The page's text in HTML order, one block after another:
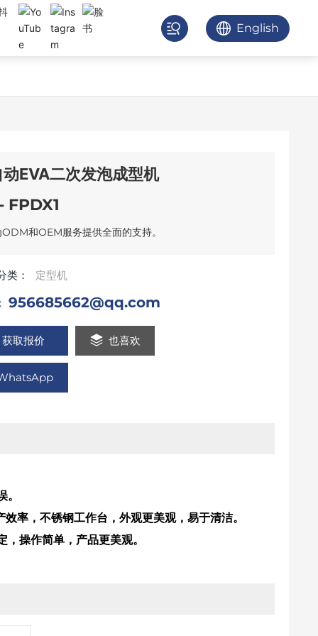
English
EVA二次发泡成型机
FPDX1
和OEM服务提供全面的支持。
类： 定型机
956685662@qq.com
获取报价 也喜欢
率，不锈钢工作台，外观更美观，易于清洁。
操作简单，产品更美观。